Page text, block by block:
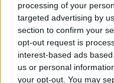
processing of your
targeted advertising by
section to confirm your
opt-out request is
interest-based ads
us or personal
your opt-out. You may